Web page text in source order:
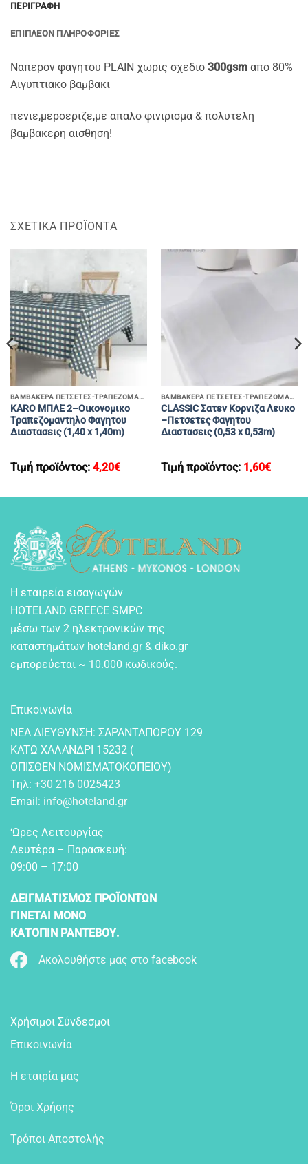
ΠΕΡΙΓΡΑΦΉ
ΕΠΙΠΛΈΟΝ ΠΛΗΡΟΦΟΡΊΕΣ
Ναπερον φαγητου PLAIN χωρις σχεδιο 300gsm απο 80%
Αιγυπτιακο βαμβακι
πενιε,μερσεριζε,με απαλο φινιρισμα & πολυτελη
βαμβακερη αισθηση!
ΣΧΕΤΙΚΆ ΠΡΟΪΌΝΤΑ
ΒΑΜΒΑΚΕΡΑ ΠΕΤΣΕΤΕΣ-ΤΡΑΠΕΖΟΜΑΝΤΗΛΑ
KARO ΜΠΛΕ 2–Οικονομικο
Τραπεζομαντηλο Φαγητου
Διαστασεις (1,40 x 1,40m)
Τιμή προϊόντος: 4,20€
ΒΑΜΒΑΚΕΡΑ ΠΕΤΣΕΤΕΣ-ΤΡΑΠΕΖΟΜΑΝΤΗΛΑ
CLASSIC Σατεν Κορνιζα Λευκο
–Πετσετες Φαγητου
Διαστασεις (0,53 x 0,53m)
Τιμή προϊόντος: 1,60€
Η εταιρεία εισαγωγών
HOTELAND GREECE SMPC
μέσω των 2 ηλεκτρονικών της
καταστημάτων hoteland.gr & diko.gr
εμπορεύεται ~ 10.000 κωδικούς.
Επικοινωνία
NEA ΔIEYΘYNΣH: ΣAPANTAΠOPOY 129
KATΩ XAΛANΔPI 15232 (
OΠIΣΘEN NOMIΣMATOKOΠEIOY)
Τηλ: +30 216 0025423
Email: info@hoteland.gr
‘Ωρες Λειτουργίας
Δευτέρα – Παρασκευή:
09:00 – 17:00
ΔΕΙΓΜΑΤΙΣΜΟΣ ΠΡΟΪΟΝΤΩΝ
ΓΙΝΕΤΑΙ ΜΟΝΟ
ΚΑΤΟΠΙΝ ΡΑΝΤΕΒΟΥ.
Ακολουθήστε μας στο facebook
Χρήσιμοι Σύνδεσμοι
Επικοινωνία
Η εταιρία μας
Όροι Χρήσης
Τρόποι Αποστολής